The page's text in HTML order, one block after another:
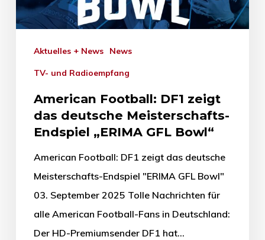
Aktuelles + News News
TV- und Radioempfang
American Football: DF1 zeigt
das deutsche Meisterschafts-
Endspiel „ERIMA GFL Bowl“
American Football: DF1 zeigt das deutsche
Meisterschafts-Endspiel "ERIMA GFL Bowl"
03. September 2025 Tolle Nachrichten für
alle American Football-Fans in Deutschland:
Der HD-Premiumsender DF1 hat…